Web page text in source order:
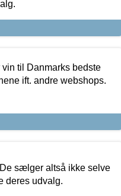
til Danmarks bedste
ift. andre webshops.
sælger altså ikke selve
deres udvalg.